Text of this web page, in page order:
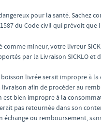
dangereux pour la santé.
du Code civil qui prévoit
comme mineur, votre livreur
par la Livraison SICKLO
boisson livrée serait impropre à
afin de procéder au
bien impropre à la
pas retournée dans son
échange ou remboursement,